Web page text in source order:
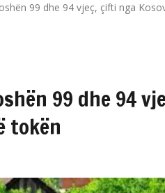
99 dhe 94 vjeç, çifti nga
99 dhe 94
tokën